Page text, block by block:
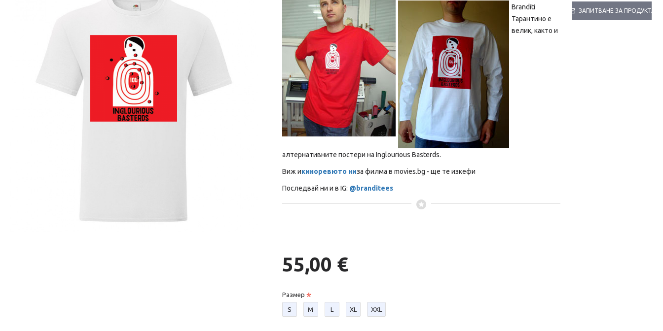
Branditi
Тарантино е
велик, както и
алтернативните постери на Inglourious Basterds.
Виж икиноревюто низа филма в movies.bg - ще те изкефи
Последвай ни и в IG: @branditees
ЗАПИТВАНЕ ЗА ПРОДУКТА
55,00 €
Размер
S М L XL XXL